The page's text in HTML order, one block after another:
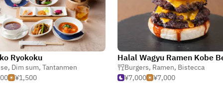
Ryokoku
, Dim sum, Tantanmen
¥1,500
Burgers, Ramen, Bistecca
¥7,000
¥7,000